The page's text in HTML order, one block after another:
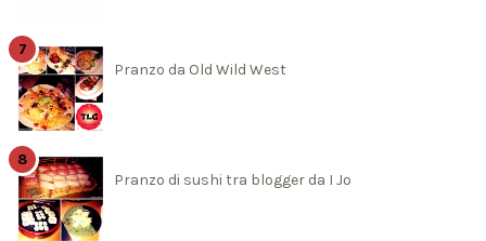
Pranzo da Old Wild West
Pranzo di sushi tra blogger da I Jo